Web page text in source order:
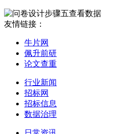
友情链接：
牛片网
佩升前研
论文查重
行业新闻
招标网
招标信息
数据治理